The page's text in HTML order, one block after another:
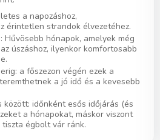
a napozáshoz,
érintetlen strandok élvezetéhez.
Hűvösebb hónapok, amelyek még
úszáshoz, ilyenkor komfortosabb
a főszezon végén ezek a
a jó idő és a kevesebb
között: időnként esős időjárás (és
a hónapokat, máskor viszont
égbolt vár ránk.